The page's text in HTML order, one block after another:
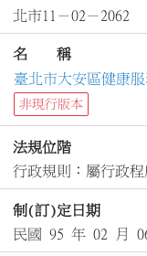
北市11－02－2062
名 稱
臺北市大安區健康
非現行版本
法規位階
行政規則：屬行政
制(訂)定日期
民國 95 年 02 月